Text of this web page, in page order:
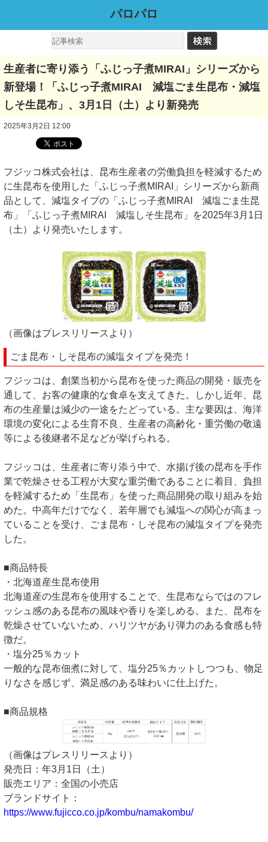
パロパロ
生産者に寄り添う「ふじっ子煮MIRAI」シリーズから
新登場！「ふじっ子煮MIRAI 減塩ごま生昆布・減塩
しそ生昆布」、3月1日（土）より新発売
2025年3月2日 12:00
フジッコ株式会社は、昆布生産者の労働負担を軽減するため
に生昆布を使用した「ふじっ子煮MIRAI」シリーズから新商
品として、減塩タイプの「ふじっ子煮MIRAI 減塩ごま生昆
布」「ふじっ子煮MIRAI 減塩しそ生昆布」を2025年3月1日
（土）より発売いたします。
（画像はプレスリリースより）
ごま昆布・しそ昆布の減塩タイプを発売！
フジッコは、創業当初から昆布を使った商品の開発・販売を
通して、お客の健康的な食卓を支えてきた。しかし近年、昆
布の生産量は減少の一途をたどっている。主な要因は、海洋
環境の変化による生育不良、生産者の高齢化・重労働の敬遠
等による後継者不足などが挙げられる。
フジッコは、生産者に寄り添う中で、水揚げ後の昆布を手作
業で乾燥させる工程が大変な重労働であることに着目、負担
を軽減するため「生昆布」を使った商品開発の取り組みを始
めた。中高年だけでなく、若年層でも減塩への関心が高まっ
ていることを受け、ごま昆布・しそ昆布の減塩タイプを発売
した。
■商品特長
・北海道産生昆布使用
北海道産の生昆布を使用することで、生昆布ならではのフレ
ッシュ感のある昆布の風味や香りを楽しめる。また、昆布を
乾燥させていないため、ハリツヤがあり弾力のある食感も特
徴だ。
・塩分25％カット
一般的な昆布佃煮に対して、塩分25％カットしつつも、物足
りなさを感じず、満足感のある味わいに仕上げた。
■商品規格
（画像はプレスリリースより）
発売日：年3月1日（土）
販売エリア：全国の小売店
ブランドサイト：
https://www.fujicco.co.jp/kombu/namakombu/